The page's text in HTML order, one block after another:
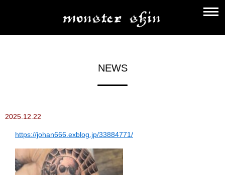
NEWS
2025.12.22
https://johan666.exblog.jp/33884771/